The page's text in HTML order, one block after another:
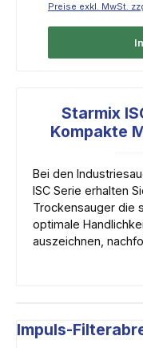
Preise exkl. MwSt.
Starmix
Kompakte
Bei den
ISC Serie erhalten
Trockensauger die
optimale
auszeichnen,
Impuls-